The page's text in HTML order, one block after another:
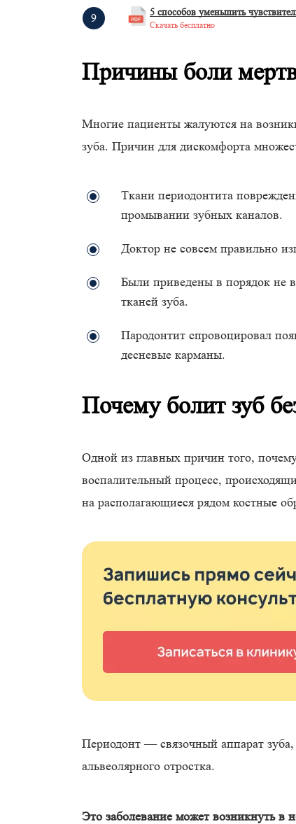
5 способов уменьшить
Скачать бесплатно
Причины боли
Многие пациенты жалуются на
зуба. Причин для дискомфорта
Ткани периодонтита
промывании зубных каналов.
Доктор не совсем правильно
Были приведены в порядок не
тканей зуба.
Пародонтит спровоцировал
десневые карманы.
Почему болит зуб
Одной из главных причин того,
воспалительный процесс,
на располагающиеся рядом костные
Периодонт — связочный аппарат
альвеолярного отростка.
Это заболевание может возникнуть в